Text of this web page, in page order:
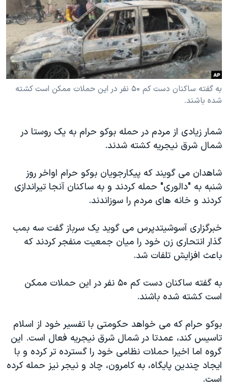
فرهنگ و زندگی
حقوق شهروندی
اقتصادی
علم و فناوری
گالری عکس
مستندها
انتخابات ریاست جمهوری آمریکا ۲۰۲۴
حمله جمهوری اسلامی به اسرائیل
رمز مهسا
اعتراضات زن، زندگی، آزادی
تریبونال مردمی آبان ۹۸
چهل سال گروگان‌گیری
قانون شفافیت دارائی کادر رهبری ایران
اسرائیل در جنگ
نرگس محمدی برنده جایزه نوبل صلح
صفحه‌های ویژه
سفر پرزیدنت ترامپ به چین
دنبال کنید
زبانهای مختلف
به گفته ساکنان دست کم ۵۰ نفر در این حملات ممکن است کشته
شده باشند.
شمار زیادی از مردم در حمله بوکو حرام به یک روستا در
شمال شرق نیجریه کشته شدند.
شاهدان می گویند که پیکارجویان بوکو حرام اواخر روز
شنبه به "دالوری" حمله کردند و به ساکنان آنجا تیراندازی
کردند و خانه های مردم را سوزاندند.
خبرگزاری آسوشیتدپرس می گوید یک سرباز گفت سه بمب
گذار انتحاری زن خود را میان جمعیت منفجر کردند که
باعث افزایش تلفات شد.
به گفته ساکنان دست کم ۵۰ نفر در این حملات ممکن
است کشته شده باشند.
بوکو حرام که می خواهد حکومتی با تفسیر خود از اسلام
تاسیس کند، عمدتا در شمال شرق نیجریه فعال است. این
گروه اما اخیرا حملات نظامی خود را گسترده تر کرده و با
ایجاد چندین پایگاه، به کامرون، چاد و نیجر نیز حمله کرده
است.